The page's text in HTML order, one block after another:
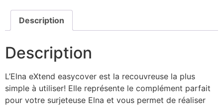
Description
Description
L’Elna eXtend easycover est la recouvreuse la plus
simple à utiliser! Elle représente le complément parfait
pour votre surjeteuse Elna et vous permet de réaliser